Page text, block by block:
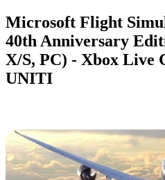
Microsoft Flight
40th Anniversary
X/S, PC) - Xbox Live
UNITI